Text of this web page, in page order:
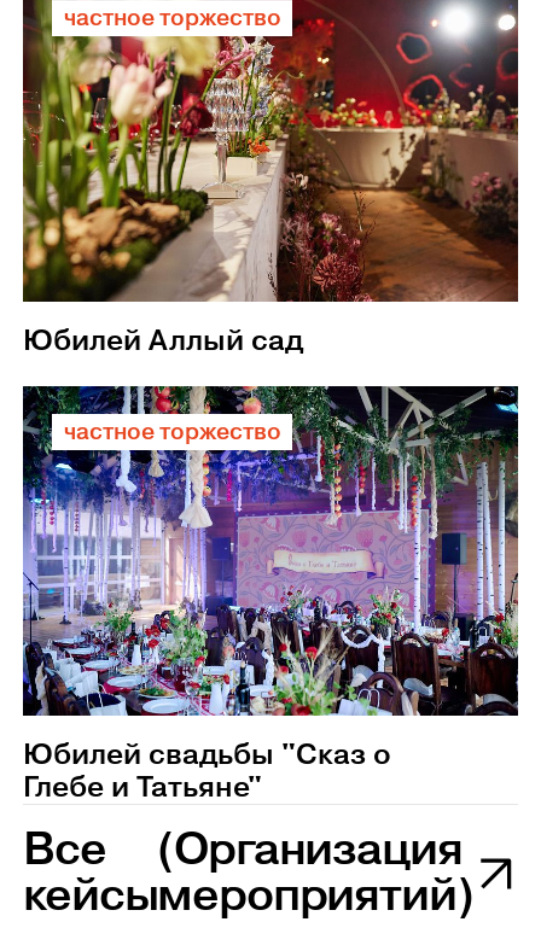
частное торжество
Юбилей Аллый сад
частное торжество
Юбилей свадьбы "Сказ о
Глебе и Татьяне"
Все
кейсы
(Организация
мероприятий)